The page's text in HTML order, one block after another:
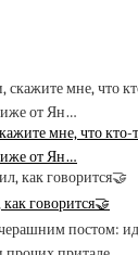
мне, что кто-
от Ян…
говорится🤝